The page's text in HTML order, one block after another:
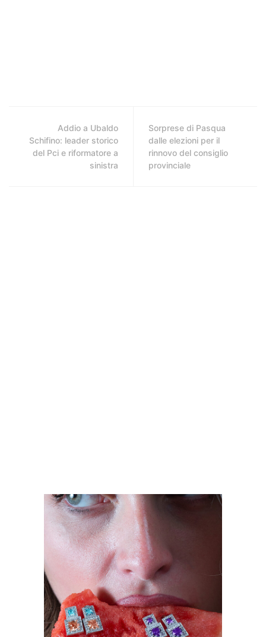
Addio a Ubaldo
Schifino: leader storico
del Pci e riformatore a
sinistra
Sorprese di Pasqua
dalle elezioni per il
rinnovo del consiglio
provinciale